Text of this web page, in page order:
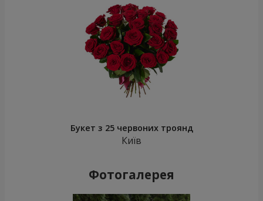
Букет з 25 червоних троянд
Київ
Фотогалерея